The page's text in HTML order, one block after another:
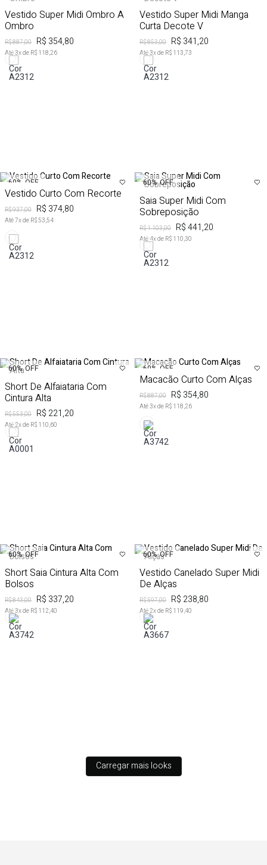
Vestido Super Midi Ombro A
Ombro
R$ 887,00 R$ 354,80
Até3x de R$ 118,26
Vestido Super Midi Manga
Curta Decote V
R$ 853,00 R$ 341,20
Até3x de R$ 113,73
60% OFF
Vestido Curto Com Recorte
R$ 937,00 R$ 374,80
Até7x de R$ 53,54
60% OFF
Saia Super Midi Com
Sobreposição
R$ 1.103,00 R$ 441,20
Até4x de R$ 110,30
60% OFF
Short De Alfaiataria Com
Cintura Alta
R$ 553,00 R$ 221,20
Até 2x de R$ 110,60
60% OFF
Macacão Curto Com Alças
R$ 887,00 R$ 354,80
Até3x de R$ 118,26
60% OFF
Short Saia Cintura Alta Com
Bolsos
R$ 843,00 R$ 337,20
Até3x de R$ 112,40
60% OFF
Vestido Canelado Super Midi
De Alças
R$ 597,00 R$ 238,80
Até 2x de R$ 119,40
Carregar mais looks